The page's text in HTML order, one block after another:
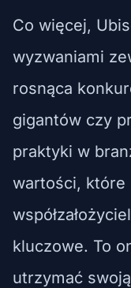
Co więcej,
wyzwaniami
rosnąca
gigantów czy
praktyki w
wartości, które
kluczowe. To
utrzymać